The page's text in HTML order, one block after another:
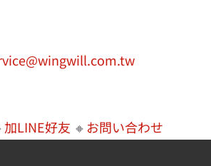
加LINE好友 🔸 お問い合わせ